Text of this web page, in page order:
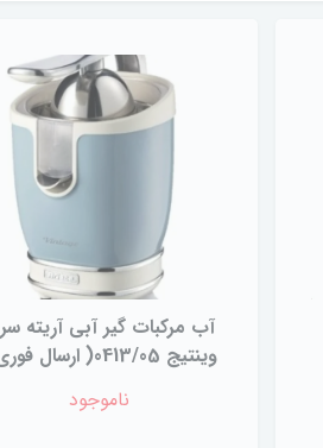
آب مرکبات گیر آبی آریته
وینتیج 0413/05( ارسال فوری )
ناموجود